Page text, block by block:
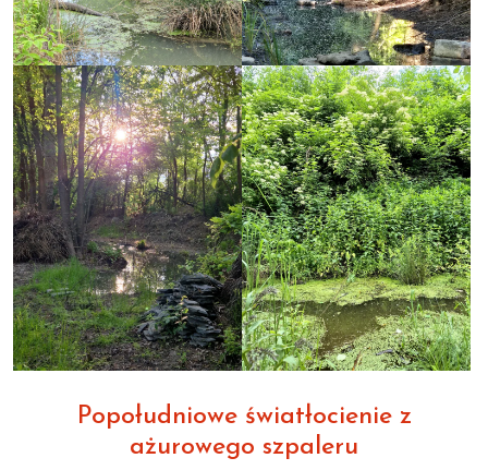
Popołudniowe światłocienie z
ażurowego szpaleru